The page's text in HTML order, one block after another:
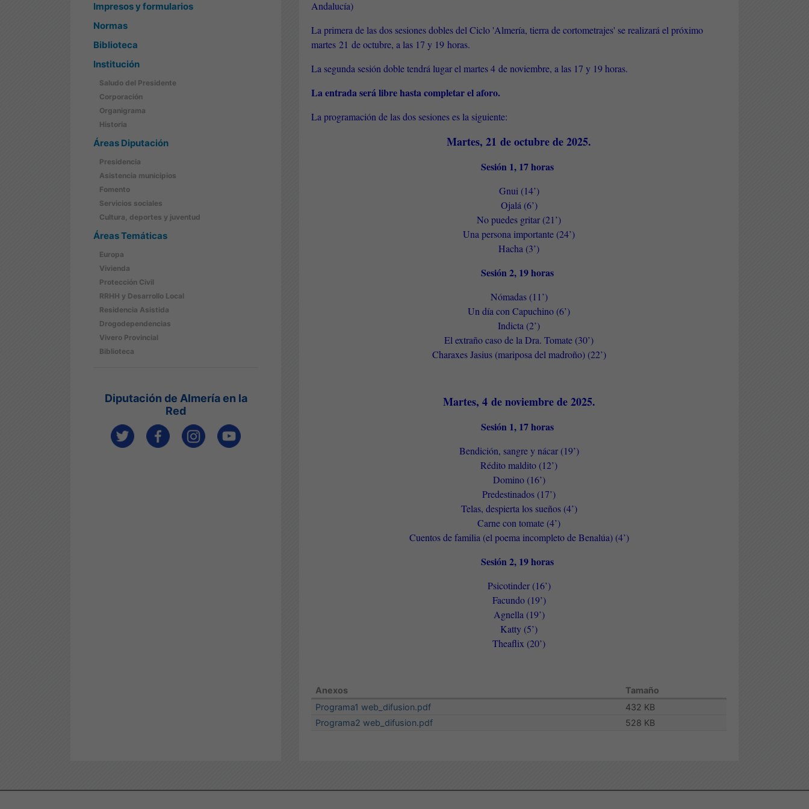
Impresos y formularios
Normas
Biblioteca
Institución
Saludo del Presidente
Corporación
Organigrama
Historia
Áreas Diputación
Presidencia
Asistencia municipios
Fomento
Servicios sociales
Cultura, deportes y juventud
Áreas Temáticas
Europa
Vivienda
Protección Civil
RRHH y Desarrollo Local
Residencia Asistida
Drogodependencias
Vivero Provincial
Biblioteca
Diputación de Almería en la
Red
Andalucía)
La primera de las dos sesiones dobles del Ciclo 'Almería, tierra de cortometrajes' se realizará el próximo
martes 21 de octubre, a las 17 y 19 horas.
La segunda sesión doble tendrá lugar el martes 4 de noviembre, a las 17 y 19 horas.
La entrada será libre hasta completar el aforo.
La programación de las dos sesiones es la siguiente:
Martes, 21 de octubre de 2025.
Sesión 1, 17 horas
Gnui (14’)
Ojalá (6’)
No puedes gritar (21’)
Una persona importante (24’)
Hacha (3’)
Sesión 2, 19 horas
Nómadas (11’)
Un día con Capuchino (6’)
Indicta (2’)
El extraño caso de la Dra. Tomate (30’)
Charaxes Jasius (mariposa del madroño) (22’)
Martes, 4 de noviembre de 2025.
Sesión 1, 17 horas
Bendición, sangre y nácar (19’)
Rédito maldito (12’)
Domino (16’)
Predestinados (17’)
Telas, despierta los sueños (4’)
Carne con tomate (4’)
Cuentos de familia (el poema incompleto de Benalúa) (4’)
Sesión 2, 19 horas
Psicotinder (16’)
Facundo (19’)
Agnella (19’)
Katty (5’)
Theaflix (20’)
Anexos
Tamaño
Programa1 web_difusion.pdf
432 KB
Programa2 web_difusion.pdf
528 KB